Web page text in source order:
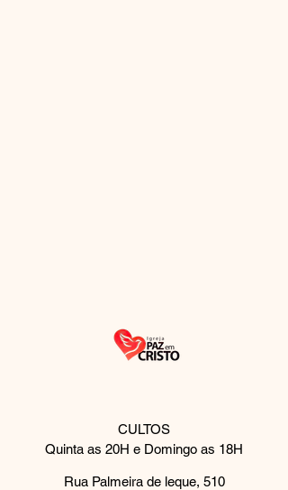
CULTOS
Quinta as 20H e Domingo as 18H
Rua Palmeira de leque, 510